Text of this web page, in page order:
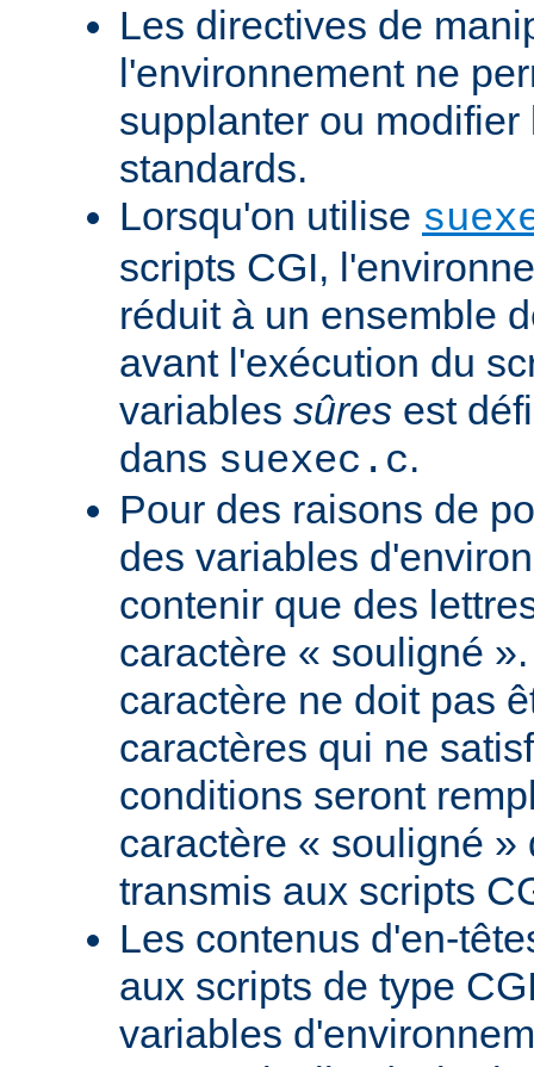
Les directives de
l'environnement ne
supplanter ou
standards.
Lorsqu'on utilise
scripts CGI,
réduit à un ensemble
avant l'exécution du
variables sûres est
dans suexec.c.
Pour des raisons de
des variables
contenir que des
caractère « souligné
caractère ne doit pas
caractères qui ne
conditions seront
caractère « souligné »
transmis aux scripts
Les contenus d'en-
aux scripts de type
variables